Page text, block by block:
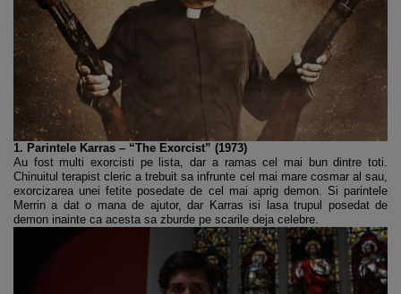
1. Parintele Karras – “The Exorcist” (1973)
Au fost multi exorcisti pe lista, dar a ramas cel mai bun dintre toti.
Chinuitul terapist cleric a trebuit sa infrunte cel mai mare cosmar al sau,
exorcizarea unei fetite posedate de cel mai aprig demon. Si parintele
Merrin a dat o mana de ajutor, dar Karras isi lasa trupul posedat de
demon inainte ca acesta sa zburde pe scarile deja celebre.